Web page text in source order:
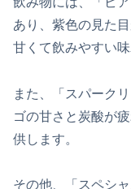
あり、紫色の見た
甘くて飲みやすい味
また、「スパーク
ゴの甘さと炭酸が
供します。
その他、「スペシ